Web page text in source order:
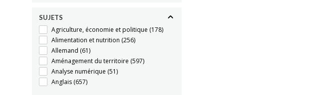
SUJETS
Agriculture, économie et politique (178)
Alimentation et nutrition (256)
Allemand (61)
Aménagement du territoire (597)
Analyse numérique (51)
Anglais (657)